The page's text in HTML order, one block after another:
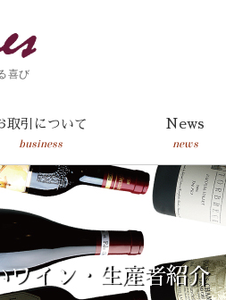
喜び
取引について
business
News
news
ワイン・生産者紹介